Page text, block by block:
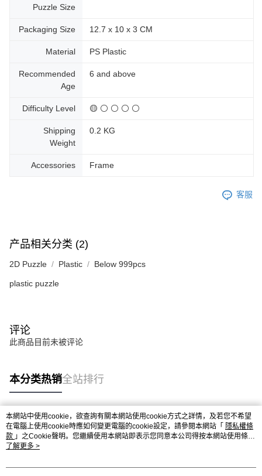
Puzzle Size
Packaging Size 12.7 x 10 x 3 CM
Material PS Plastic
Recommended
Age
6 and above
Difficulty Level 🟡 ⚪ ⚪ ⚪ ⚪
Shipping
Weight
0.2 KG
Accessories Frame
客服
产品相关分类 (2)
2D Puzzle Plastic Below 999pcs
plastic puzzle
评论
此商品目前未被评论
本分类热销全站排行
热门标签
热销排行
本網站中使用cookie，欲查詢有關本網站使用cookie方式之詳情，及若您不希望
在電腦上使用cookie時應如何變更電腦的cookie設定，請參閱本網站「 隱私權條
款 」之Cookie聲明。您繼續使用本網站即表示您同意本公司得按本網站使用條款
之Cookie聲明使用cookie。
了解更多 >